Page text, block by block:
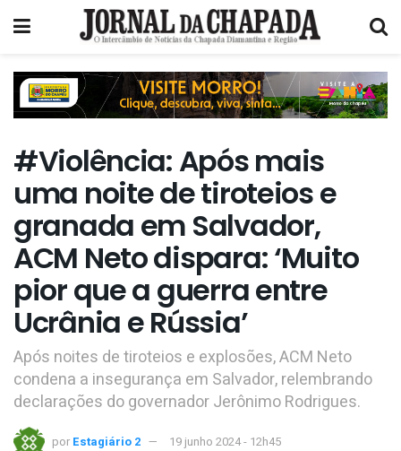
#Violência: Após mais
uma noite de tiroteios e
granada em Salvador,
ACM Neto dispara: ‘Muito
pior que a guerra entre
Ucrânia e Rússia’
Após noites de tiroteios e explosões, ACM Neto
condena a insegurança em Salvador, relembrando
declarações do governador Jerônimo Rodrigues.
por Estagiário 2 19 junho 2024 - 12h45